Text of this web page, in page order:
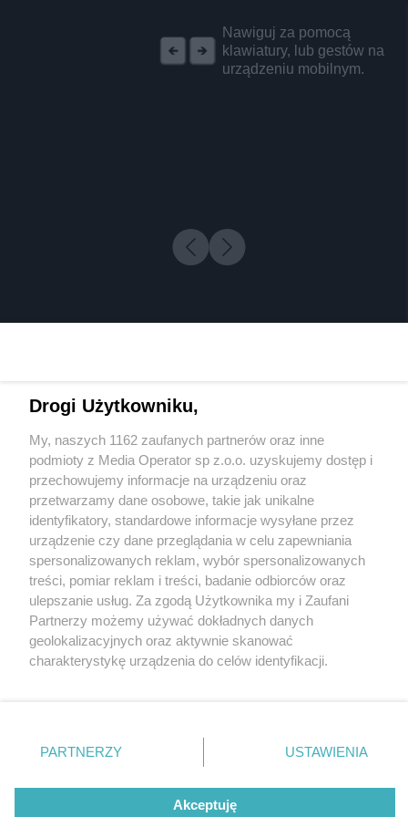
Nawiguj za pomocą
klawiatury, lub gestów na
urządzeniu mobilnym.
4 / 0
Wydawca mediów lokalnych
Nie zapomnij
zapoznać się z:
polityką prywatności regulamin korzystania z portali
Twojemiasto
Piekary Śląskie
Chorzów
Tarnowskie Góry
Gliwice
Skontakuj sięz nami
Kontakt
Wydawca
Redakcja
Drogi Użytkowniku,
My, naszych 1162 zaufanych partnerów oraz inne
podmioty z Media Operator sp z.o.o. uzyskujemy dostęp i
przechowujemy informacje na urządzeniu oraz
przetwarzamy dane osobowe, takie jak unikalne
identyfikatory, standardowe informacje wysyłane przez
urządzenie czy dane przeglądania w celu zapewniania
spersonalizowanych reklam, wybór spersonalizowanych
treści, pomiar reklam i treści, badanie odbiorców oraz
ulepszanie usług. Za zgodą Użytkownika my i Zaufani
Partnerzy możemy używać dokładnych danych
geolokalizacyjnych oraz aktywnie skanować
charakterystykę urządzenia do celów identyfikacji.
zmienić/wycofać klikając przycisk ustawień prywatności
znajdujący się w lewym dolnym rogu strony
rodzaje przetwarzania danych nie wymagają zgody
użytkownika, ale masz prawo sprzeciwić się takiemu
PARTNERZY USTAWIENIA
Akceptuję